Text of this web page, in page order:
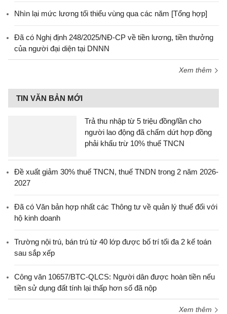
Nhìn lại mức lương tối thiểu vùng qua các năm [Tổng hợp]
Đã có Nghị định 248/2025/NĐ-CP về tiền lương, tiền thưởng
của người đại diện tại DNNN
Xem thêm
TIN VĂN BẢN MỚI
Trả thu nhập từ 5 triệu đồng/lần cho
người lao động đã chấm dứt hợp đồng
phải khấu trừ 10% thuế TNCN
Đề xuất giảm 30% thuế TNCN, thuế TNDN trong 2 năm 2026-
2027
Đã có Văn bản hợp nhất các Thông tư về quản lý thuế đối với
hộ kinh doanh
Trường nội trú, bán trú từ 40 lớp được bố trí tối đa 2 kế toán
sau sắp xếp
Công văn 10657/BTC-QLCS: Người dân được hoàn tiền nếu
tiền sử dụng đất tính lại thấp hơn số đã nộp
Xem thêm